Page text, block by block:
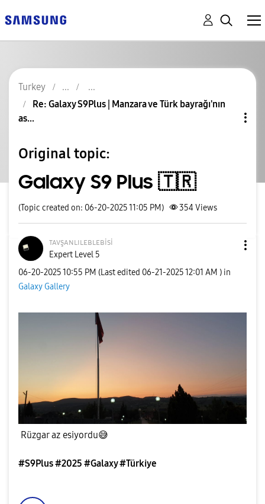
Turkey
Re: Galaxy S9Plus | Manzara ve Türk bayrağı'nın
as...
Original topic:
Galaxy S9 Plus 🇹🇷
(Topic created on: 06-20-2025 11:05 PM) 354Views
ᴛᴀᴠşᴀɴʟɪʟᴇʙʟᴇʙisi
Expert Level 5
‎06-20-202510:55 PM (Last edited ‎06-21-202512:01 AM ) in
Galaxy Gallery
Rüzgar az esiyordu😅
#S9Plus #2025 #Galaxy #Türkiye